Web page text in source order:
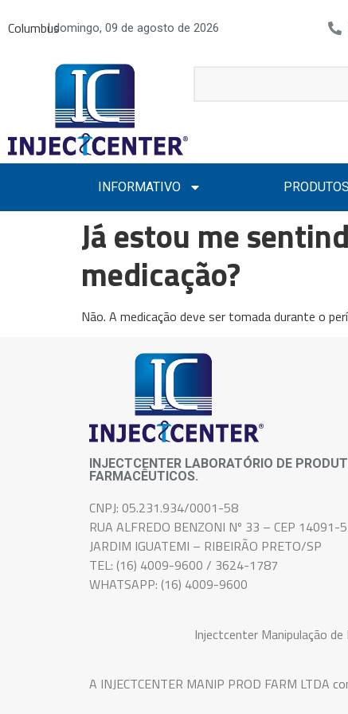
Columbus| domingo, 09 de agosto de 2026
INFORMATIVO PRODUTOS
Já estou me
medicação?
Não. A medicação deve ser tomada durante o
INJECTCENTER LABORATÓRIO DE
FARMACÊUTICOS.
CNPJ: 05.231.934/0001-58
RUA ALFREDO BENZONI Nº 33 – CEP 14091-
JARDIM IGUATEMI – RIBEIRÃO PRETO/SP
TEL: (16) 4009-9600 / 3624-1787
WHATSAPP: (16) 4009-9600
Injectcenter Manipulação
A INJECTCENTER MANIP PROD FARM LTDA